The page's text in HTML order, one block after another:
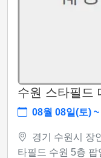
수원 스타필드
08월 08일(토)
경기 수원시 장
타필드 수원 5층 팝